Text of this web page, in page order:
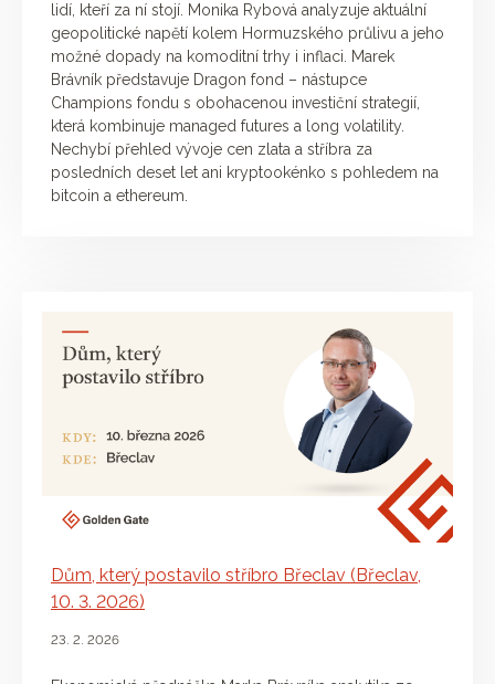
lidí, kteří za ní stojí. Monika Rybová analyzuje aktuální
geopolitické napětí kolem Hormuzského průlivu a jeho
možné dopady na komoditní trhy i inflaci. Marek
Brávník představuje Dragon fond – nástupce
Champions fondu s obohacenou investiční strategií,
která kombinuje managed futures a long volatility.
Nechybí přehled vývoje cen zlata a stříbra za
posledních deset let ani kryptookénko s pohledem na
bitcoin a ethereum.
Dům, který postavilo stříbro Břeclav (Břeclav,
10. 3. 2026)
23. 2. 2026